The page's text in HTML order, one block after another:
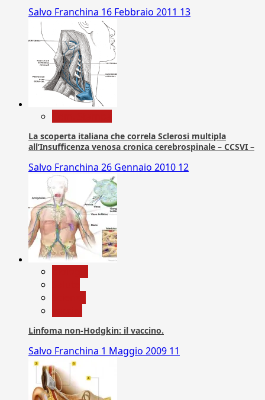
Salvo Franchina 16 Febbraio 2011 13
La scoperta italiana che correla Sclerosi multipla
all’Insufficenza venosa cronica cerebrospinale – CCSVI –
Salvo Franchina 26 Gennaio 2010 12
Linfoma non-Hodgkin: il vaccino.
Salvo Franchina 1 Maggio 2009 11